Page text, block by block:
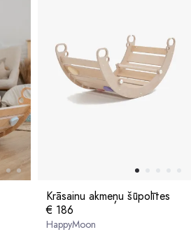
Krāsainu akmeņu šūpolītes
€ 186
HappyMoon